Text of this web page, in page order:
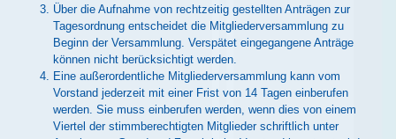
Über die Aufnahme von rechtzeitig gestellten Anträgen zur
Tagesordnung entscheidet die Mitgliederversammlung zu
Beginn der Versammlung. Verspätet eingegangene Anträge
können nicht berücksichtigt werden.
Eine außerordentliche Mitgliederversammlung kann vom
Vorstand jederzeit mit einer Frist von 14 Tagen einberufen
werden. Sie muss einberufen werden, wenn dies von einem
Viertel der stimmberechtigten Mitglieder schriftlich unter